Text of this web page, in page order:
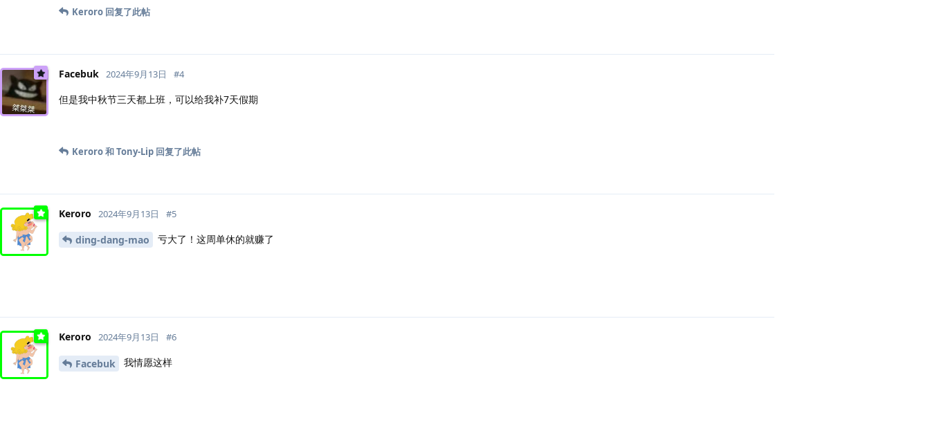
Keroro 回复了此帖
Facebuk 2024年9月13日 #4
但是我中秋节三天都上班，可以给我补7天假期
Keroro和Tony-Lip 回复了此帖
Keroro 2024年9月13日 #5
ding-dang-mao 亏大了！这周单休的就赚了
Keroro 2024年9月13日 #6
Facebuk 我情愿这样